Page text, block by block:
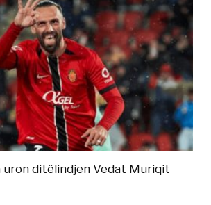
uron ditëlindjen Vedat Muriqit